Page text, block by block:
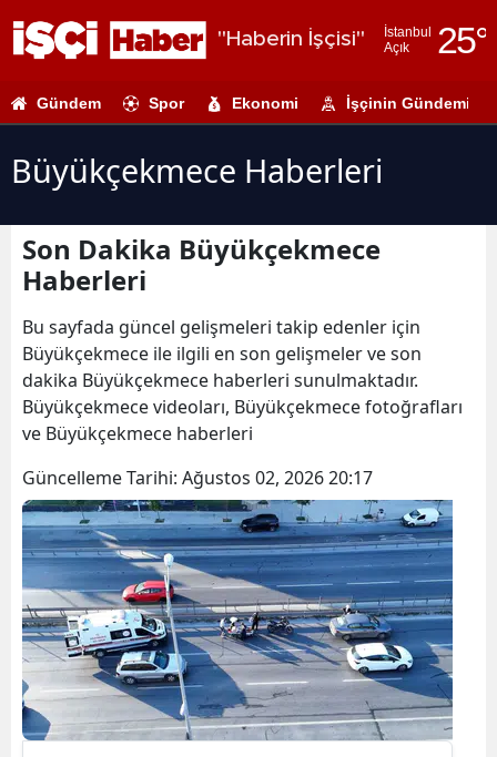
"Haberin İşçisi"
İstanbul
Açık
25°
Adıyaman
Antalya
Artvin
Bilecik
Bingöl
Bitlis
Bolu
Burdur
Bursa
Gündem Spor Ekonomi İşçinin Gündemi
Büyükçekmece Haberleri
Son Dakika Büyükçekmece
Haberleri
Bu sayfada güncel gelişmeleri takip edenler için
Büyükçekmece ile ilgili en son gelişmeler ve son
dakika Büyükçekmece haberleri sunulmaktadır.
Büyükçekmece videoları, Büyükçekmece fotoğrafları
ve Büyükçekmece haberleri
Güncelleme Tarihi: Ağustos 02, 2026 20:17